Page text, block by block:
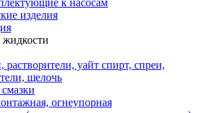
к насосам
изделия
жидкости
растворители, уайт спирт, спреи,
щелочь
огнеупорная